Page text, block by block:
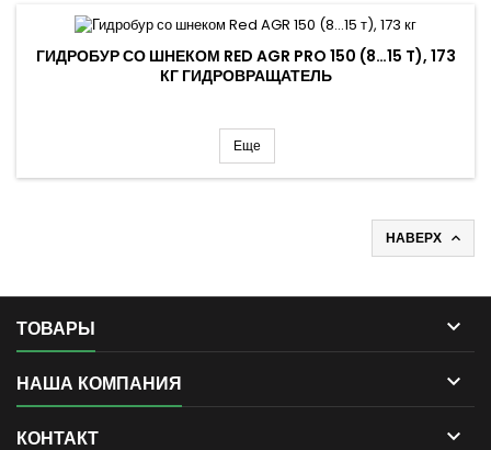
ГИДРОБУР СО ШНЕКОМ RED AGR PRO 150 (8…15 T), 173
КГ ГИДРОВРАЩАТЕЛЬ
Еще
НАВЕРХ 
ТОВАРЫ 
НАША КОМПАНИЯ 
КОНТАКТ 